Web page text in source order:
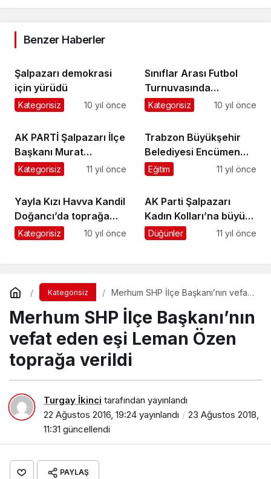
Benzer Haberler
Şalpazarı demokrasi
için yürüdü
Kategorisiz 10 yıl önce
Sınıflar Arası Futbol
Turnuvasında
dereceye girenlere
Kategorisiz 10 yıl önce
AK PARTİ Şalpazarı İlçe
Başkanı Murat
Topkara’nın Ramazan
Kategorisiz 11 yıl önce
Trabzon Büyükşehir
Belediyesi Encümen
Toplantısı
Eğitim 11 yıl önce
Yayla Kızı Havva Kandil
Doğancı’da toprağa
verildi
Kategorisiz 10 yıl önce
AK Parti Şalpazarı
Kadın Kolları’na büyük
ödül
Düğünler 11 yıl önce
Kategorisiz
Merhum SHP İlçe Başkanı’nın vefat
verildi
Merhum SHP İlçe Başkanı’nın
vefat eden eşi Leman Özen
toprağa verildi
Turgay İkinci tarafından yayınlandı
22 Ağustos 2016, 19:24 yayınlandı
23 Ağustos 2018,
11:31 güncellendi
PAYLAŞ